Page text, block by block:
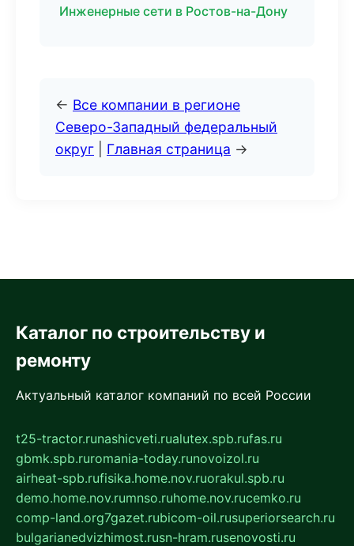
Инженерные сети в Ростов-на-Дону
← Все компании в регионе
Северо-Западный федеральный
округ
Главная страница →
Каталог по строительству и
ремонту
Актуальный каталог компаний по всей России
t25-tractor.runashicveti.rualutex.spb.rufas.ru
gbmk.spb.ruromania-today.runovoizol.ru
airheat-spb.rufisika.home.nov.ruorakul.spb.ru
demo.home.nov.rumnso.ruhome.nov.rucemko.ru
comp-land.org7gazet.rubicom-oil.rusuperiorsearch.ru
bulgarianedvizhimost.rusn-hram.rusenovosti.ru